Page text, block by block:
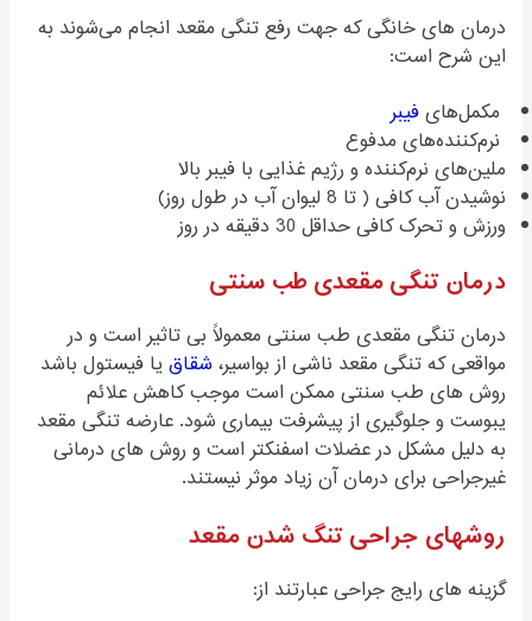
درمان های خانگی که جهت رفع تنگی مقعد انجام می‌شوند به
این شرح است:
مکمل‌هایفیبر
نرم‌کننده‌های مدفوع
ملین‌های نرم‌کننده و رژیم غذایی با فیبر بالا
نوشیدن آب کافی ( تا 8 لیوان آب در طول روز)
ورزش و تحرک کافی حداقل 30 دقیقه در روز
درمان تنگی مقعدی طب سنتی
درمان تنگی مقعدی طب سنتی معمولاً بی تاثیر است و در
مواقعی که تنگی مقعد ناشی از بواسیر، شقاقیا فیستول باشد
روش های طب سنتی ممکن است موجب کاهش علائم
یبوست و جلوگیری از پیشرفت بیماری شود. عارضه تنگی مقعد
به دلیل مشکل در عضلات اسفنکتر است و روش های درمانی
غیرجراحی برای درمان آن زیاد موثر نیستند.
روشهای جراحی تنگ شدن مقعد
گزینه های رایج جراحی عبارتند از: